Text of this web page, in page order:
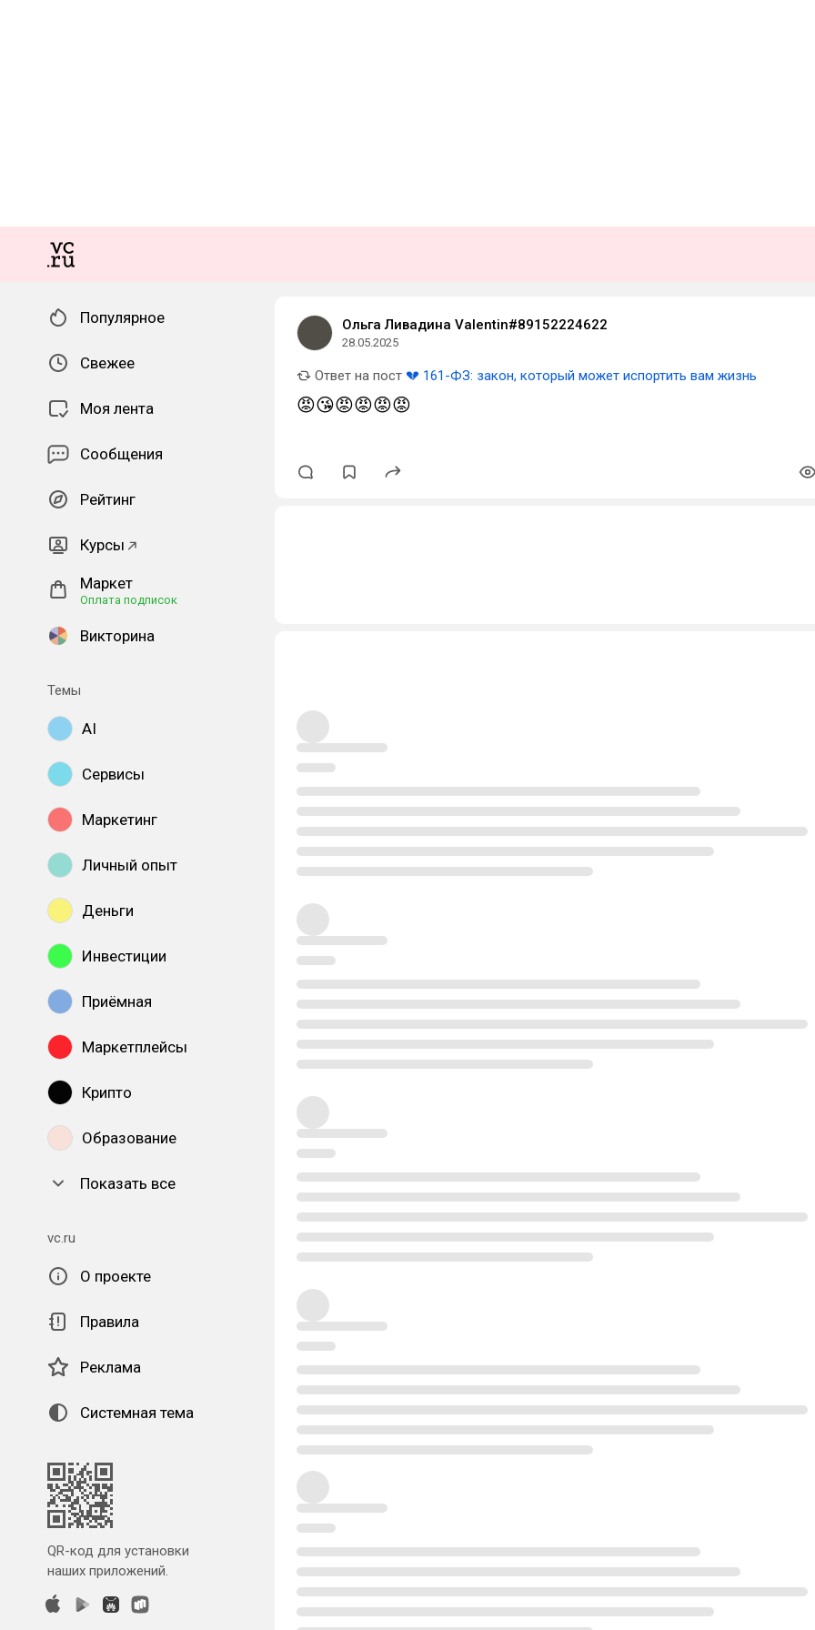
Популярное
Свежее
Моя лента
Сообщения
Рейтинг
Курсы
Маркет
Оплата подписок
Викторина
Темы
AI
Сервисы
Маркетинг
Личный опыт
Деньги
Инвестиции
Приёмная
Маркетплейсы
Крипто
Образование
Показать все
vc.ru
О проекте
Правила
Реклама
Системная тема
QR-код для установки
наших приложений.
Ольга Ливадина Valentin#89152224622
28.05.2025
Ответ на пост 💔 161-ФЗ: закон, который может испортить вам жизнь
😡😘😡😡😡😡